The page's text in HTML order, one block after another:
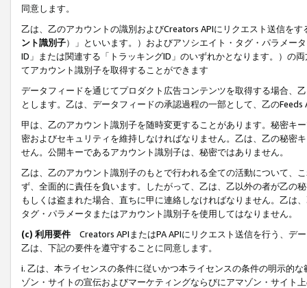
同意します。
乙は、乙のアカウントの識別およびCreators APIにリクエスト送信を
ント識別子）」といいます。）およびアソシエイト・タグ・パラメー
ID」または関連する「トラッキングID」のいずれかとなります。）の
てアカウント識別子を取得することができます
データフィードを通じてプロダクト広告コンテンツを取得する場合、
とします。乙は、データフィードの承認過程の一部として、乙の
甲は、乙のアカウント識別子を随時変更することがあります。秘密キ
密およびセキュリティを維持しなければなりません。乙は、乙の秘密
せん。公開キーであるアカウント識別子は、秘密ではありません。
乙は、乙のアカウント識別子のもとで行われる全ての活動について、
ず、全面的に責任を負います。したがって、乙は、乙以外の者が乙の
もしくは盗まれた場合、直ちに甲に連絡しなければなりません。乙は
タグ・パラメータまたはアカウント識別子を使用してはなりません。
(c) 利用要件 Creators APIまたはPA APIにリクエスト送信を行う、デ
乙は、下記の要件を遵守することに同意します。
i. 乙は、本ライセンスの条件に従いかつ本ライセンスの条件の明示的
ゾン・サイトの宣伝およびマーケティングならびにアマゾン・サイト